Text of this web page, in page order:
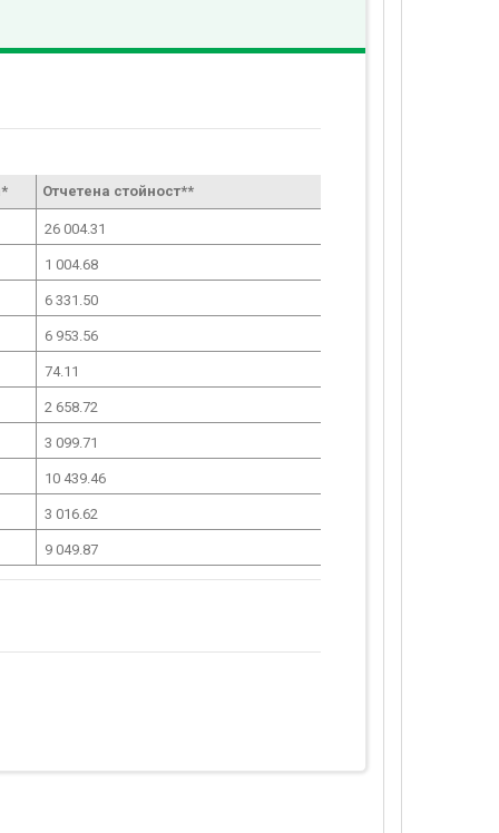
Отчетена стойност**
26 004.31
1 004.68
6 331.50
6 953.56
74.11
2 658.72
3 099.71
10 439.46
3 016.62
9 049.87